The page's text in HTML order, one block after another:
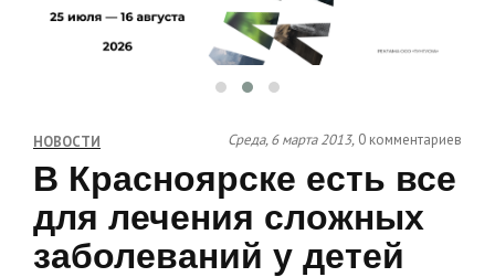
НОВОСТИ Среда, 6 марта 2013, 0 комментариев
В Красноярске есть все
для лечения сложных
заболеваний у детей